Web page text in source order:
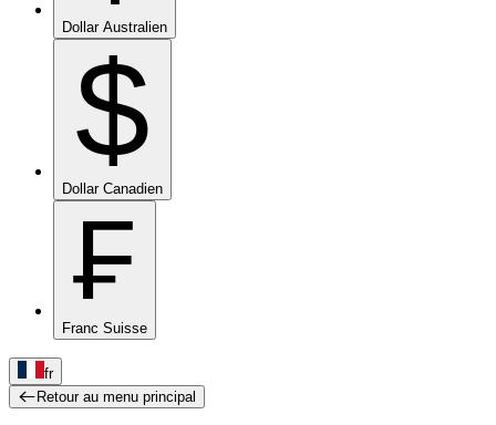
Dollar Australien
$
Dollar Canadien
₣
Franc Suisse
fr
Retour au menu principal